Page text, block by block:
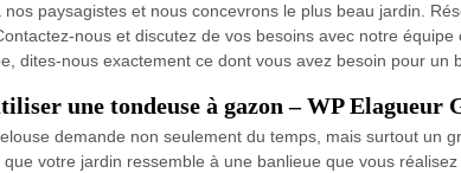
nos paysagistes et nous concevrons le plus beau jardin.
nous et discutez de vos besoins avec notre
dites-nous exactement ce dont vous avez besoin pour un
une tondeuse à gazon – WP Elagueur
demande non seulement du temps, mais surtout un
que votre jardin ressemble à une banlieue que vous